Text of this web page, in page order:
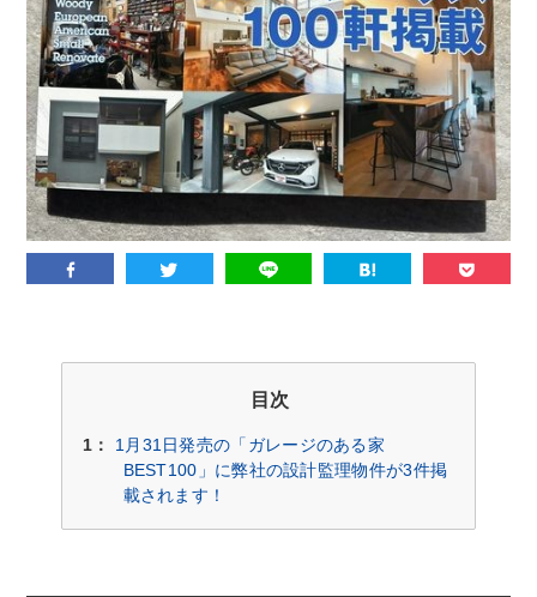
目次
1：
1月31日発売の「ガレージのある家
BEST100」に弊社の設計監理物件が3件掲
載されます！